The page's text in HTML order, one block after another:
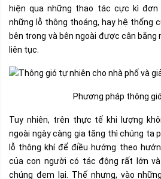
hiện qua những thao tác cực kì
những lỗ thông thoáng, hay hệ thống
bên trong và bên ngoài được cân
liên tục.
Phương pháp thông
Tuy nhiên, trên thực tế khi lượng
ngoài ngày càng gia tăng thì chúng ta
lỗ thông khí để điều hướng theo
của con người có tác động rất lớn
chúng đem lại. Thế nhưng, vào